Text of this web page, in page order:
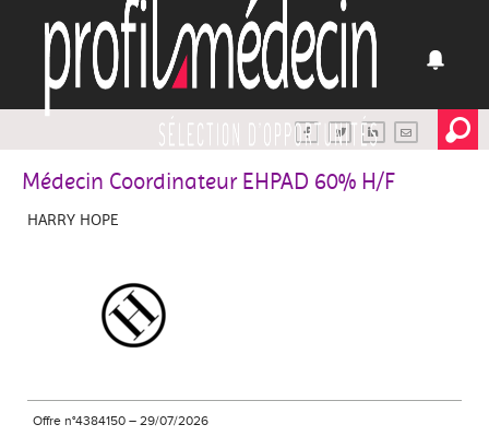
Médecin Coordinateur EHPAD 60% H/F
HARRY HOPE
Offre n°4384150 – 29/07/2026